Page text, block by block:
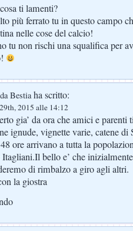
ti lamenti?
più ferrato tu in questo campo
nelle cose del calcio!
tu non rischi una squalifica per
Bestiaha scritto:
2015 alle 14:12
gia’ da ora che amici e parenti
ignude, vignette varie, catene
ore arrivano a tutta la
bello e’ che
di rimbalzo a giro agli altri.
la giostra